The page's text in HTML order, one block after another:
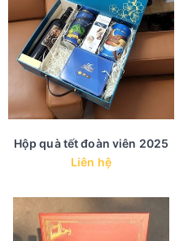
Hộp quà tết đoàn viên 2025
Liên hệ